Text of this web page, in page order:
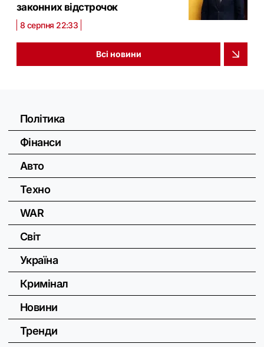
законних відстрочок
8 серпня 22:33
Всі новини
Політика
Фінанси
Авто
Техно
WAR
Світ
Україна
Кримінал
Новини
Тренди